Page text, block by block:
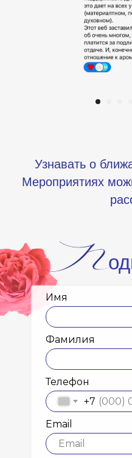
Узнавать о
Мероприятиях
Имя
Фамилия
Телефон
+7
Email